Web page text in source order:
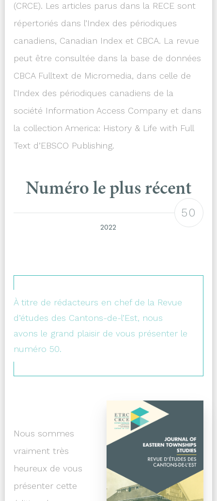
(CRCE). Les articles parus dans la RECE sont
répertoriés dans l’Index des périodiques
canadiens, Canadian Index et CBCA. La revue
peut être consultée dans la base de données
CBCA Fulltextde Micromedia, dans celle de
l’Index des périodiques canadiens de la
société Information Access Company et dans
la collection America: History & Life with Full
Textd’EBSCO Publishing.
Numéro le plus récent
50
2022
À titre de rédacteurs en chef de la Revue
d’études des Cantons-de-l’Est, nous
avons le grand plaisir de vous présenter le
numéro 50.
Nous sommes
vraiment très
heureux de vous
présenter cette